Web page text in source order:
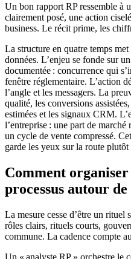
Un bon rapport RP ressemble à
clairement posé, une action
business. Le récit prime, les
La structure en quatre temps
données. L’enjeu se fonde sur
documentée : concurrence qui
fenêtre réglementaire. L’action
l’angle et les messagers. La
qualité, les conversions
estimées et les signaux CRM.
l’entreprise : une part de
un cycle de vente compressé.
garde les yeux sur la route
Comment organiser
processus autour
La mesure cesse d’être un rituel
rôles clairs, rituels courts,
commune. La cadence compte
Un « analyste RP » orchestre le